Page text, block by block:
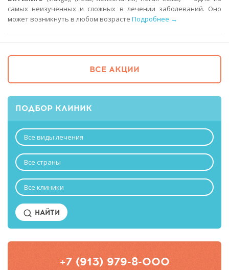
самых неизученных и сложных в лечении заболеваний. Оно
может возникнуть в любом возрасте Подробнее →
ВСЕ АКЦИИ
ПОДБОР КЛИНИК
Все виды лечения
Все страны
Все клиники
НАЙТИ
+7 (913) 979-8-000